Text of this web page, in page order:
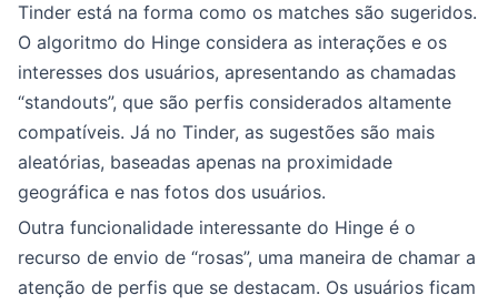
Tinder está na forma como os matches são sugeridos.
O algoritmo do Hinge considera as interações e os
interesses dos usuários, apresentando as chamadas
“standouts”, que são perfis considerados altamente
compatíveis. Já no Tinder, as sugestões são mais
aleatórias, baseadas apenas na proximidade
geográfica e nas fotos dos usuários.
Outra funcionalidade interessante do Hinge é o
recurso de envio de “rosas”, uma maneira de chamar a
atenção de perfis que se destacam. Os usuários ficam